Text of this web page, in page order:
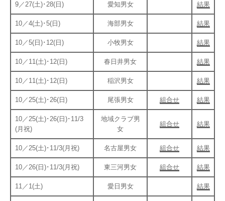
PAST RECORD
過去記録
9／27(土)･28(日) 愛知男女 結果
10／4(土)･5(日) 海部男女 結果
10／5(日)･12(日) 小牧男女 結果
10／11(土)･12(日) 春日井男女 結果
10／11(土)･12(日) 稲沢男女 結果
10／25(土)･26(日) 尾張男女 組合せ 結果
10／25(土)･26(日)･11/3
(月祝)
地域クラブ男
女
組合せ 結果
10／25(土)･11/3(月祝) 名古屋男女 組合せ 結果
10／26(日)･11/3(月祝) 東三河男女 組合せ 結果
11／1(土) 愛日男女 結果